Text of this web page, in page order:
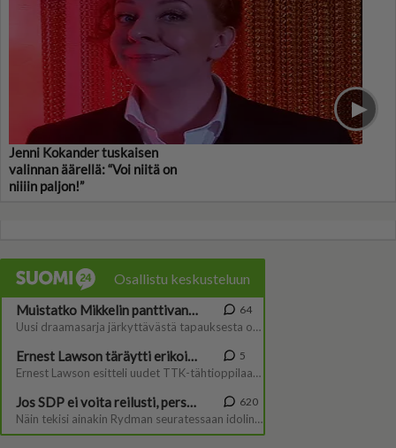
Jenni Kokander tuskaisen
valinnan äärellä: “Voi niitä on
niiiin paljon!”